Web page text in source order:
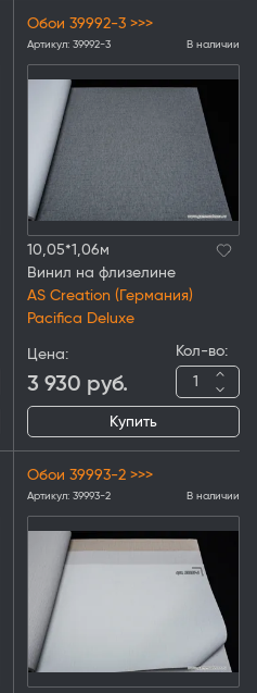
Обои 39992-3 >>>
Артикул: 39992-3 В наличии
10,05*1,06м
Винил на флизелине
AS Creation (Германия)
Pacifica Deluxe
Цена:
3 930 руб.
Кол-во:
Купить
Обои 39993-2 >>>
Артикул: 39993-2 В наличии